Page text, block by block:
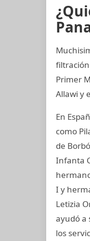
Primer
Allawi y
En
como
de
Infanta
I y
Letizia
ayudó a
los